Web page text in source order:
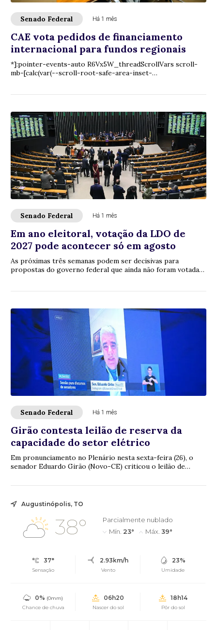
Senado Federal Há 1 mês
CAE vota pedidos de financiamento
internacional para fundos regionais
*]:pointer-events-auto R6Vx5W_threadScrollVars scroll-
mb-[calc(var(--scroll-root-safe-area-inset-
Senado Federal Há 1 mês
Em ano eleitoral, votação da LDO de
2027 pode acontecer só em agosto
As próximas três semanas podem ser decisivas para
propostas do governo federal que ainda não foram votadas
Senado Federal Há 1 mês
Girão contesta leilão de reserva da
capacidade do setor elétrico
Em pronunciamento no Plenário nesta sexta-feira (26), o
senador Eduardo Girão (Novo-CE) criticou o leilão de
Augustinópolis, TO
38°
Parcialmente nublado
Mín. 23° Máx. 39°
37°
Sensação
2.93km/h
Vento
23%
Umidade
0% (0mm)
Chance de chuva
06h20
Nascer do sol
18h14
Pôr do sol